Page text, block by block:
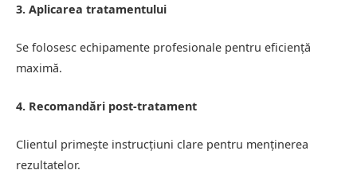
3. Aplicarea tratamentului
Se folosesc echipamente profesionale pentru eficiență
maximă.
4. Recomandări post-tratament
Clientul primește instrucțiuni clare pentru menținerea
rezultatelor.